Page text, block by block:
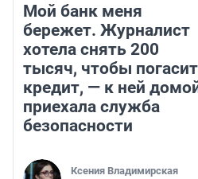
Мой банк меня
бережет. Журналист
хотела снять 200
тысяч, чтобы
кредит, — к ней
приехала служба
безопасности
Ксения Владимирская